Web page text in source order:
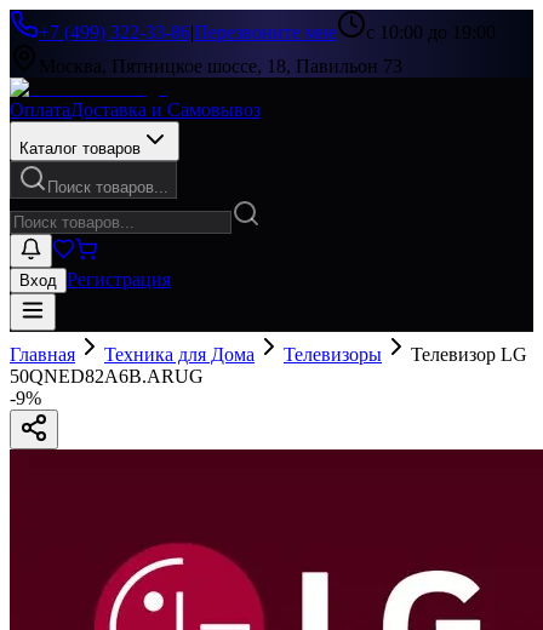
+7 (499) 322-33-86|Перезвоните мне
с 10:00 до 19:00
Москва, Пятницкое шоссе, 18, Павильон 73
ОплатаДоставка и Самовывоз
Каталог товаров
Поиск товаров...
Вход Регистрация
Главная Техника для Дома Телевизоры
Телевизор LG
50QNED82A6B.ARUG
-9%